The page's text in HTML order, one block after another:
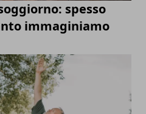
spesso
immaginiamo